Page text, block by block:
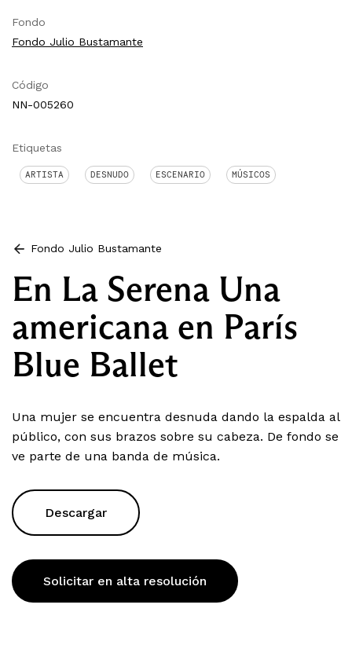
Fondo
Fondo Julio Bustamante
Código
NN-005260
Etiquetas
ARTISTA DESNUDO ESCENARIO MÚSICOS
Fondo Julio Bustamante
En La Serena Una
americana en París
Blue Ballet
Una mujer se encuentra desnuda dando la espalda al
público, con sus brazos sobre su cabeza. De fondo se
ve parte de una banda de música.
Descargar
Solicitar en alta resolución